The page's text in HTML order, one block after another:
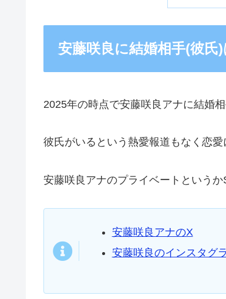
安藤咲良に結婚相手(彼氏
2025年の時点で安藤咲良アナに結婚
彼氏がいるという熱愛報道もなく恋
安藤咲良アナのプライベートという
安藤咲良アナのX
安藤咲良のインスタグ